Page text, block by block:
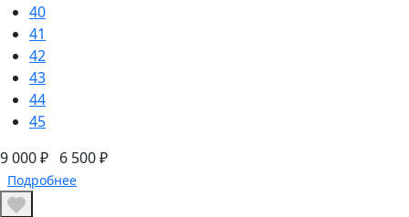
40
41
42
43
44
45
9 000 ₽ 6 500 ₽
Подробнее